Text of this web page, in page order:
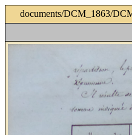
documents/DCM_1863/